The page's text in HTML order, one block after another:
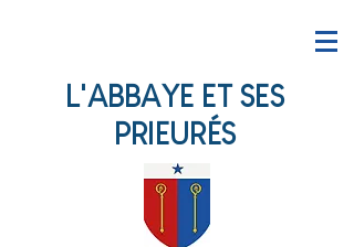
L'ABBAYE ET SES
PRIEURÉS